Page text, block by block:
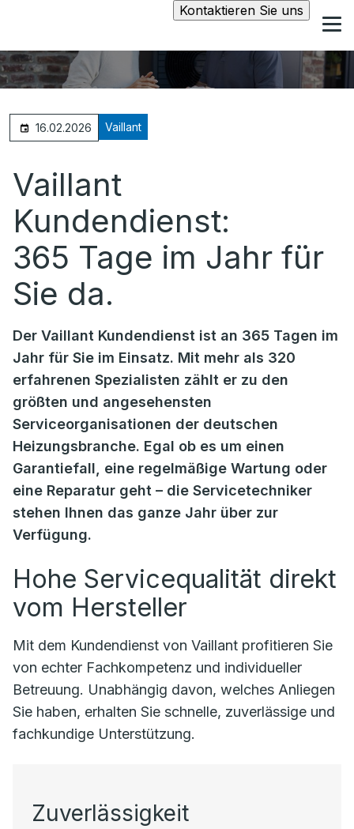
Kontaktieren Sie uns
16.02.2026 Vaillant
Vaillant
Kundendienst:
365 Tage im Jahr für
Sie da.
Der Vaillant Kundendienst ist an 365 Tagen im
Jahr für Sie im Einsatz. Mit mehr als 320
erfahrenen Spezialisten zählt er zu den
größten und angesehensten
Serviceorganisationen der deutschen
Heizungsbranche. Egal ob es um einen
Garantiefall, eine regelmäßige Wartung oder
eine Reparatur geht – die Servicetechniker
stehen Ihnen das ganze Jahr über zur
Verfügung.
Hohe Servicequalität direkt
vom Hersteller
Mit dem Kundendienst von Vaillant profitieren Sie
von echter Fachkompetenz und individueller
Betreuung. Unabhängig davon, welches Anliegen
Sie haben, erhalten Sie schnelle, zuverlässige und
fachkundige Unterstützung.
Zuverlässigkeit